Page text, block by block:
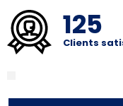
125
Clients